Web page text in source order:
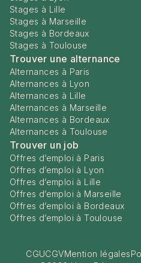
Stages à Lille
Stages à Marseille
Stages à Bordeaux
Stages à Toulouse
Trouver une alternance
Alternances à Paris
Alternances à Lyon
Alternances à Lille
Alternances à Marseille
Alternances à Bordeaux
Alternances à Toulouse
Trouver un job
Offres d’emploi à Paris
Offres d’emploi à Lyon
Offres d’emploi à Lille
Offres d’emploi à Marseille
Offres d’emploi à Bordeaux
Offres d’emploi à Toulouse
CGUCGVMention légales